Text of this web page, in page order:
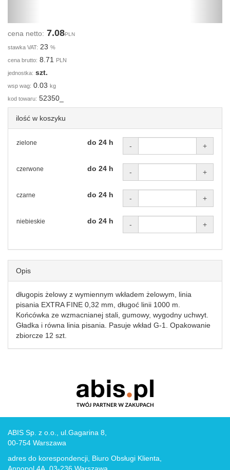
cena netto: 7.08PLN
stawka VAT: 23 %
cena brutto: 8.71 PLN
jednostka: szt.
wsp wag: 0.03 kg
kod towaru: 52350_
ilość w koszyku
zielone do 24 h - +
czerwone do 24 h - +
czarne do 24 h - +
niebieskie do 24 h - +
Opis
długopis żelowy z wymiennym wkładem żelowym, linia
pisania EXTRA FINE 0,32 mm, długoć linii 1000 m.
Końcówka ze wzmacnianej stali, gumowy, wygodny uchwyt.
Gładka i równa linia pisania. Pasuje wkład G-1. Opakowanie
zbiorcze 12 szt.
ABIS Sp. z o.o., ul.Gagarina 8,
00-754 Warszawa
adres do korespondencji, Biuro Obsługi Klienta,
Annopol 4A, 03-236 Warszawa